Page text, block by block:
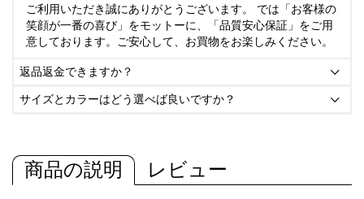
ご利用いただき誠にありがとうございます。 では「お客様の
笑顔が一番の喜び」をモットーに、「品質安心保証」をご用
意しております。ご安心して、お買物をお楽しみください。
返品返金できますか？ 
サイズとカラーはどう選べば良いですか？ 
商品の説明 レビュー